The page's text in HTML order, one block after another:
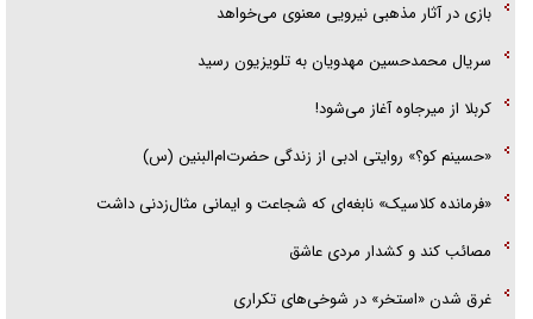
بازی در آثار مذهبی نیرویی معنوی می‌خواهد
سریال محمدحسین مهدویان به تلویزیون رسید
کربلا از میرجاوه آغاز می‌شود!
«حسینم کو؟» روایتی ادبی از زندگی حضرت‌ام‌البنین (س)
«فرمانده کلاسیک» نابغه‌ای که شجاعت و ایمانی مثال‌زدنی داشت
مصائب کند و کشدار مردی عاشق
غرق شدن «استخر» در شوخی‌های تکراری